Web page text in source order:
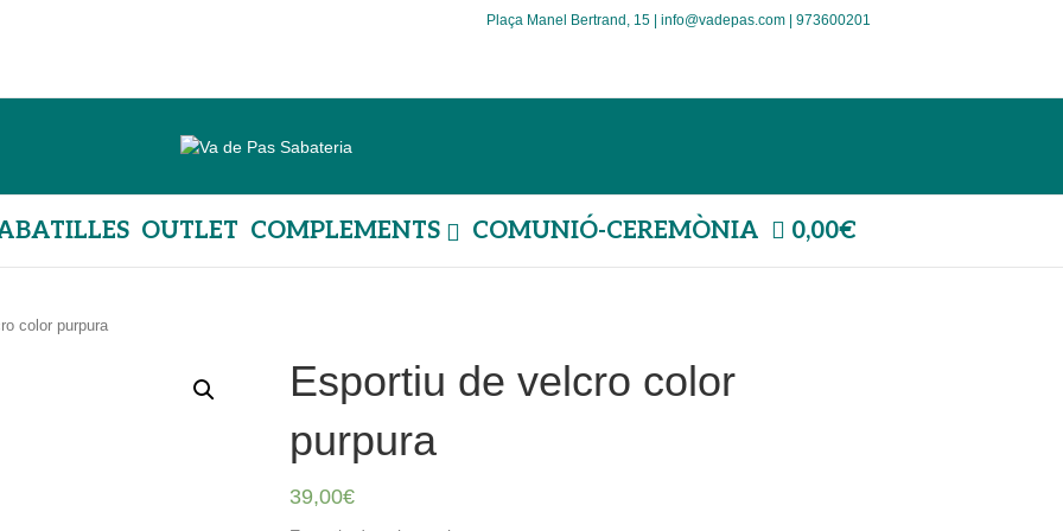
Plaça Manel Bertrand, 15 | info@vadepas.com | 973600201
OUTLET COMPLEMENTS COMUNIÓ-CEREMÒNIA 0,00€
color purpura
Esportiu de velcro color
purpura
39,00€